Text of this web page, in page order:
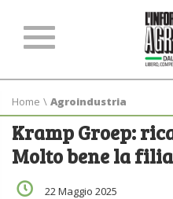
Home \ Agroindustria
Kramp Groep:
Molto bene la
22 Maggio 2025